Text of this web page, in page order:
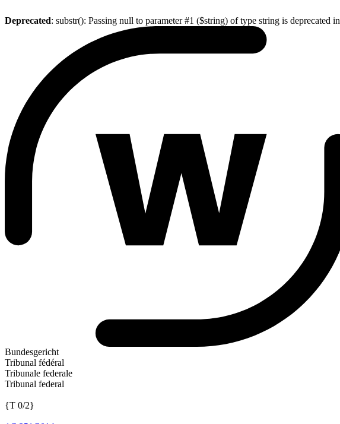
Deprecated: substr(): Passing null to parameter #1 ($string) of type string is deprecated in
Bundesgericht
Tribunal fédéral
Tribunale federale
Tribunal federal
{T 0/2}